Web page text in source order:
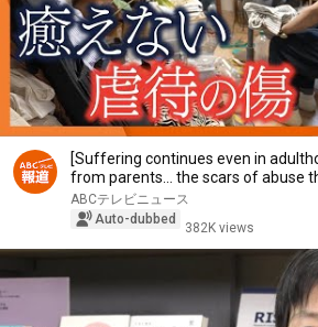
[Suffering continues even in
from parents... the scars of abuse
ABCテレビニュース
Auto-dubbed
382K views